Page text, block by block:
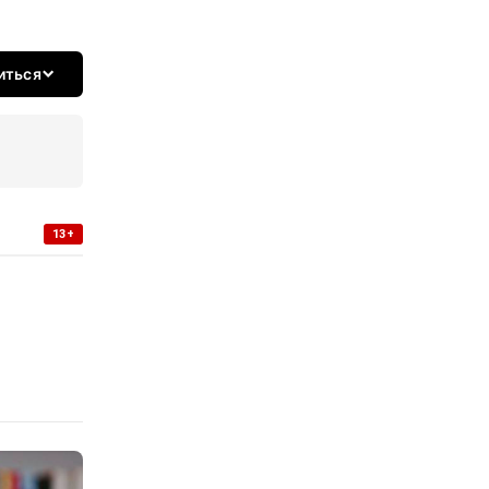
13+